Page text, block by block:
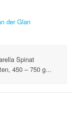
der Glan
Spinat
450 – 750 g...